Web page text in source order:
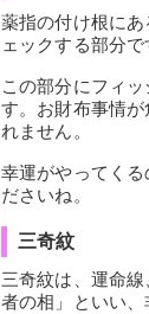
薬指の付け根に
ェックする部分で
この部分にフィ
す。お財布事情
れません。
幸運がやってく
ださいね。
三奇紋
三奇紋は、運命
者の相」といい